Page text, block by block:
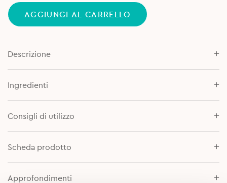
AGGIUNGI AL CARRELLO
Descrizione
Ingredienti
Consigli di utilizzo
Scheda prodotto
Approfondimenti